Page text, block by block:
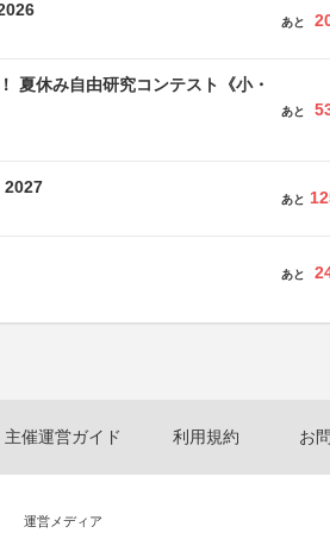
あと
夏休み自由研究コンテスト《小・
あと
2027
あと
あと
主催運営ガイド 利用規約 お
運営メディア